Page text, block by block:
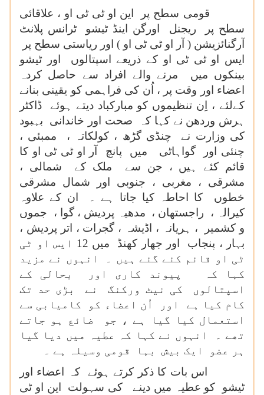
قومی سطح پر این او ٹی ٹی او ، علاقائی
سطح پر ریجنل اورگن اینڈ ٹیشو ٹرانس پلانٹ
آرگنائزیشن ( آر او ٹی ٹی او ) اور ریاستی سطح پر
ایس او ٹی ٹی او کے ذریعے اسپتالوں اور ٹیشو
بینکوں میں مرنے والے افراد سے حاصل کردہ
اعضاء اور وقت پر ، اُن کی فراہمی کو یقینی بنانے
کےلئے ، اِن تنظیموں کو مبارکباد دیتے ہوئے ڈاکٹر
ہرش وردھن نے کہا کہ صحت اور خاندانی بہبود
کی وزارت نے چنڈی گڑھ ، کولکاتہ ، ممبئی ،
چنئی اور گواہاٹی میں پانچ آر او ٹی ٹی او کا
قائم کئے ہیں ، جن سے ملک کے شمالی ،
مشرقی ، مغربی ، جنوبی اور شمال مشرقی
خطوں کا احاطہ کیا جاتا ہے ۔ ان کے علاوہ
کیرالہ ، راجستھان ، مدھیہ پردیش ، گوا ، جموں
و کشمیر ، ہریانہ ، اڈیشہ ، گجرات ، اتر پردیش ،
بہار ، پنجاب اور جھار کھنڈ میں 12 ایس او ٹی
ٹی او قائم کئے گئے ہیں ۔ انہوں نے مزید
کہا کہ پیوند کاری اور بحالی کے
اسپتالوں کی نیٹ ورکنگ نے بڑی حد تک
کام کیا ہے اور اُن اعضاء کو کامیابی سے
استعمال کیا گیا ہے ، جو ضائع ہو جاتے
تھے ۔ انہوں نے کہا کہ عطیہ میں دیا گیا
ہر عضو ایک بیش بہا قومی وسیلہ ہے ۔
اس بات کا ذکر کرتے ہوئے کہ اعضاء اور
ٹیشو کو عطیہ میں دینے کی سہولت این او ٹی